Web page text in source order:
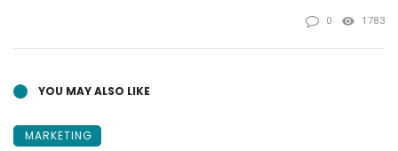
0 1783
YOU MAY ALSO LIKE
MARKETING